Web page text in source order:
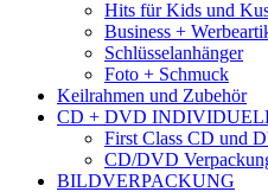
Hits für Kids und
Business +
Schlüsselanhänger
Foto + Schmuck
Keilrahmen und Zubehör
CD + DVD
First Class CD und
CD/DVD
BILDVERPACKUNG